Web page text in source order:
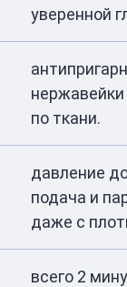
уверенной
по ткани.
давление
подача и
даже с
всего 2